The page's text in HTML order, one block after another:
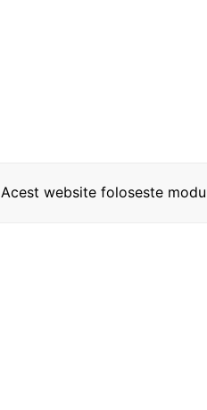
Acest website foloseste